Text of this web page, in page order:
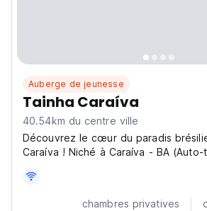
Auberge de jeunesse
Tainha Caraíva
40.54km du centre ville
Découvrez le cœur du paradis
Caraíva ! Niché à Caraíva - BA (Auto-
chambres privatives